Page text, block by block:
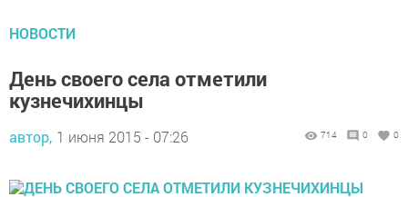
НОВОСТИ
День своего села отметили
кузнечихинцы
автор, 1 июня 2015 - 07:26 714 0 0